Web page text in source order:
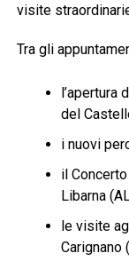
visite
Tra gli
l’apertura
del
i nuovi
il
Libarna
le visite
Carignano